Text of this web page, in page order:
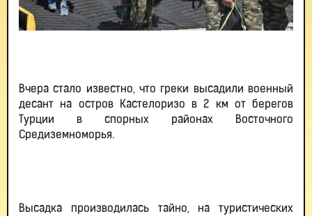
Вчера стало известно, что греки высадили военный
десант на остров Кастелоризо в 2 км от берегов
Турции в спорных районах Восточного
Средиземноморья.
Высадка производилась тайно, на туристических